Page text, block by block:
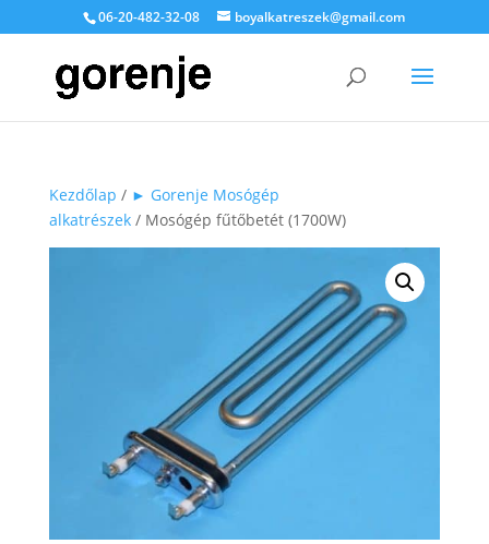
06-20-482-32-08 boyalkatreszek@gmail.com
Kezdőlap / ► Gorenje Mosógép
alkatrészek/ Mosógép fűtőbetét (1700W)